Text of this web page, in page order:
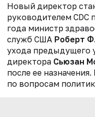
Новый директор
руководителем CDC
года министр
служб США Роберт
ухода предыдущего
директора Сьюзан
после ее
по вопросам